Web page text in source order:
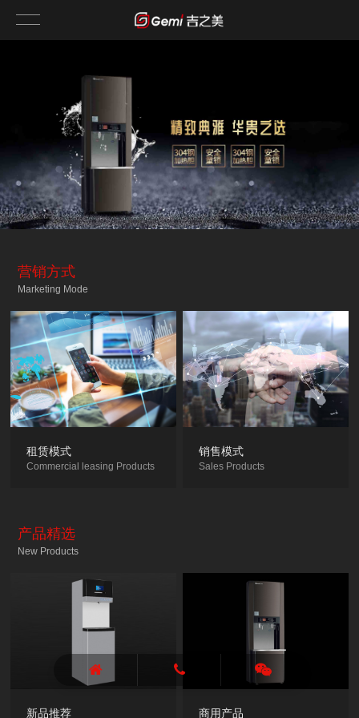
营销方式
Marketing Mode
租赁模式
Commercial leasing Products
销售模式
Sales Products
产品精选
New Products
新品推荐 商用产品